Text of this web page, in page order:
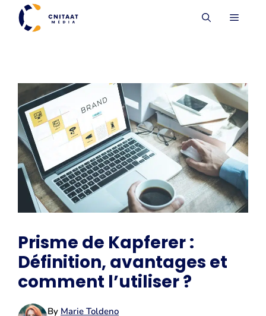
Aller
contenu
MENU
Prisme de Kapferer :
Définition, avantages et
comment l’utiliser ?
By Marie Toldeno